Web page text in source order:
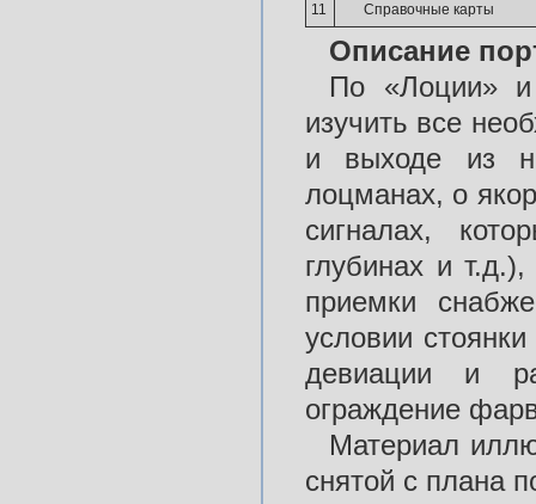
11
Справочные карты
Описание
По «Лоции»
изучить все
и выходе из
лоцманах, о
сигналах,
глубинах и
приемки
условии
девиации и
ограждение
Материал
снятой с плана